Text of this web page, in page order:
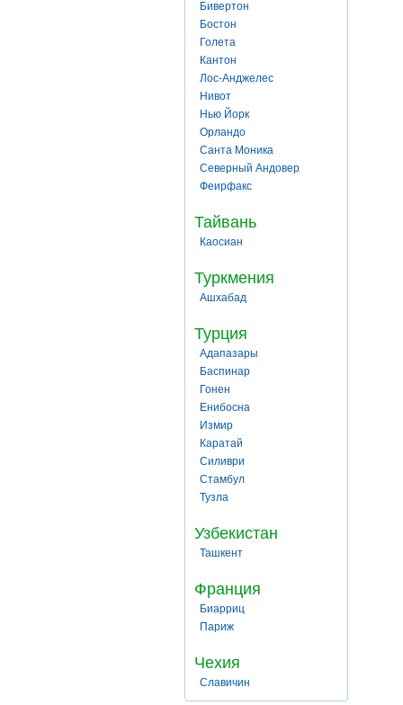
Бивертон
Бостон
Голета
Кантон
Лос-Анджелес
Нивот
Нью Йорк
Орландо
Санта Моника
Северный Андовер
Феирфакс
Тайвань
Каосиан
Туркмения
Ашхабад
Турция
Адапазары
Баспинар
Гонен
Енибосна
Измир
Каратай
Силиври
Стамбул
Тузла
Узбекистан
Ташкент
Франция
Биарриц
Париж
Чехия
Славичин